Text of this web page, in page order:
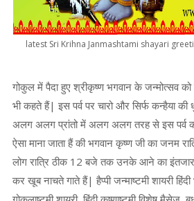
latest Sri Krihna Janmashtami shayari
गोकुल में पैदा हुए श्रीकृष्ण भगवान के जन्मोत्सव को
भी कहते हैं| इस पर्व पर चारो और सिर्फ कन्हैया
अलग अलग प्रांतो में अलग अलग तरह से इस पर्व
ऐसा माना जाता हैं की भगवान कृष्ण जी का जनम
लोग रात्रि ठीक 12 बजे तक उनके आने का
कर खूब नाचते गाते हैं| हैप्पी जन्माष्टमी शायरी हिंदी